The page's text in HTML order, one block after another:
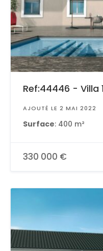
Ref:44446 - Villa
AJOUTÉ LE 2 MAI 2022
Surface: 400 m²
330 000 €